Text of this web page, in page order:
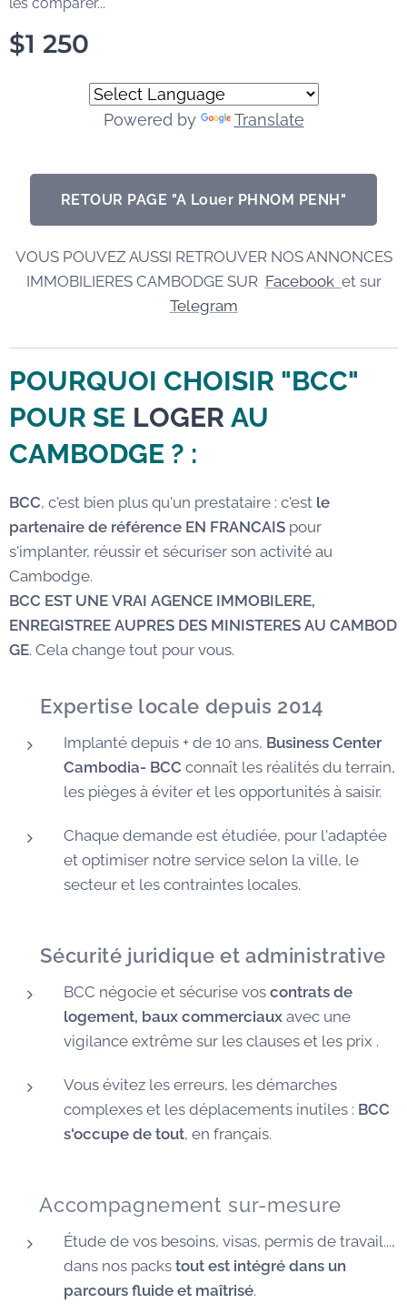
les comparer...
$1 250
Powered by Translate
RETOUR PAGE "A Louer PHNOM PENH"
VOUS POUVEZ AUSSI RETROUVER NOS ANNONCES
IMMOBILIERES CAMBODGE SUR Facebook et sur
Telegram
POURQUOI CHOISIR "BCC"
POUR SE LOGER AU
CAMBODGE ? :
BCC, c'est bien plus qu'un prestataire : c'est le
partenaire de référence EN FRANCAIS pour
s'implanter, réussir et sécuriser son activité au
Cambodge.
BCC EST UNE VRAI AGENCE IMMOBILERE,
ENREGISTREE AUPRES DES MINISTERES AU CAMBOD
GE. Cela change tout pour vous.
Expertise locale depuis 2014
Implanté depuis + de 10 ans, Business Center
Cambodia- BCC connaît les réalités du terrain,
les pièges à éviter et les opportunités à saisir.
Chaque demande est étudiée, pour l'adaptée
et optimiser notre service selon la ville, le
secteur et les contraintes locales.
🛡️Sécurité juridique et administrative
BCC négocie et sécurise vos contrats de
logement, baux commerciaux avec une
vigilance extrême sur les clauses et les prix .
Vous évitez les erreurs, les démarches
complexes et les déplacements inutiles : BCC
s'occupe de tout, en français.
🧭 Accompagnement sur-mesure
Étude de vos besoins, visas, permis de travail...,
dans nos packs tout est intégré dans un
parcours fluide et maîtrisé.